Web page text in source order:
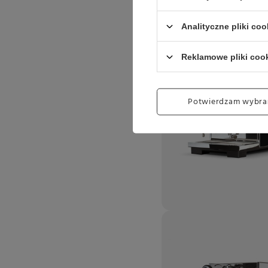
Analityczne pliki
Reklamowe pliki
Potwierdzam